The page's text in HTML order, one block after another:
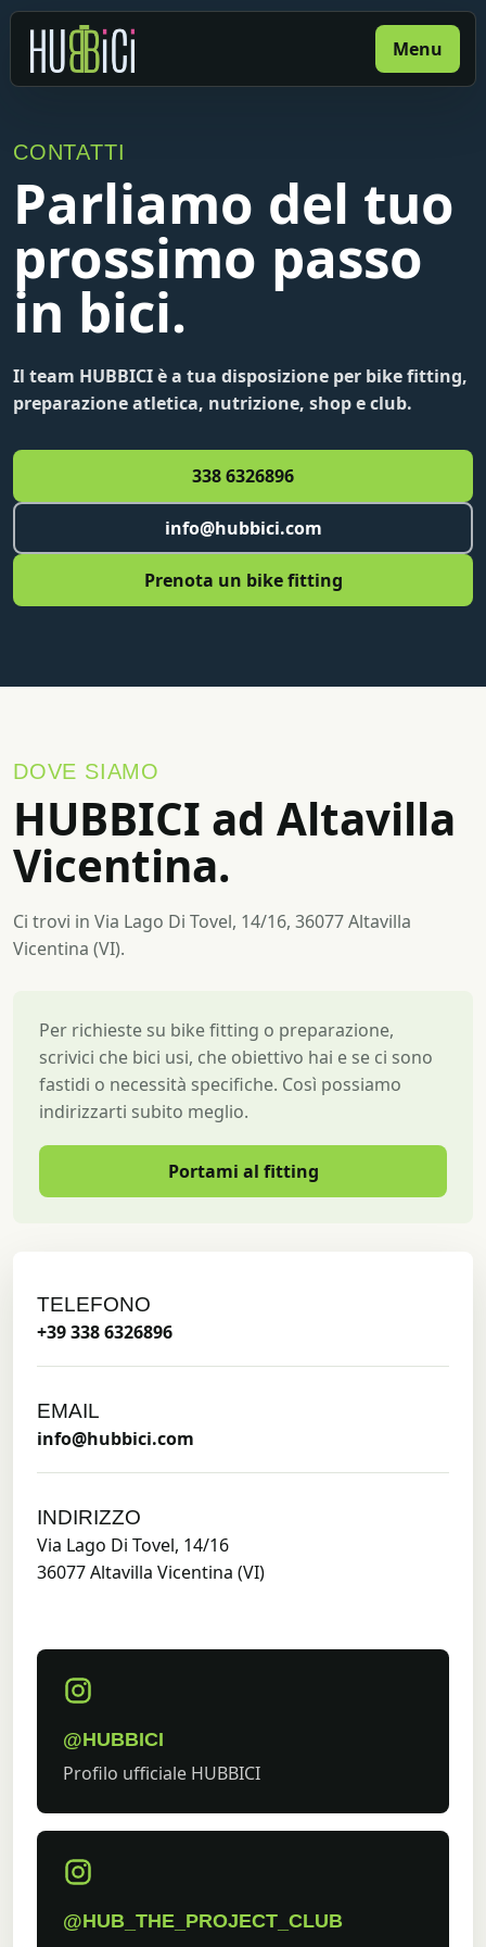
HUBBICI
Menu
CONTATTI
Parliamo del tuo
prossimo passo
in bici.
Il team HUBBICI è a tua disposizione per bike fitting,
preparazione atletica, nutrizione, shop e club.
338 6326896
info@hubbici.com
Prenota un bike fitting
DOVE SIAMO
HUBBICI ad Altavilla
Vicentina.
Ci trovi in Via Lago Di Tovel, 14/16, 36077 Altavilla
Vicentina (VI).
Per richieste su bike fitting o preparazione,
scrivici che bici usi, che obiettivo hai e se ci sono
fastidi o necessità specifiche. Così possiamo
indirizzarti subito meglio.
Portami al fitting
TELEFONO
+39 338 6326896
EMAIL
info@hubbici.com
INDIRIZZO
Via Lago Di Tovel, 14/16
36077 Altavilla Vicentina (VI)
@HUBBICI
Profilo ufficiale HUBBICI
@HUB_THE_PROJECT_CLUB